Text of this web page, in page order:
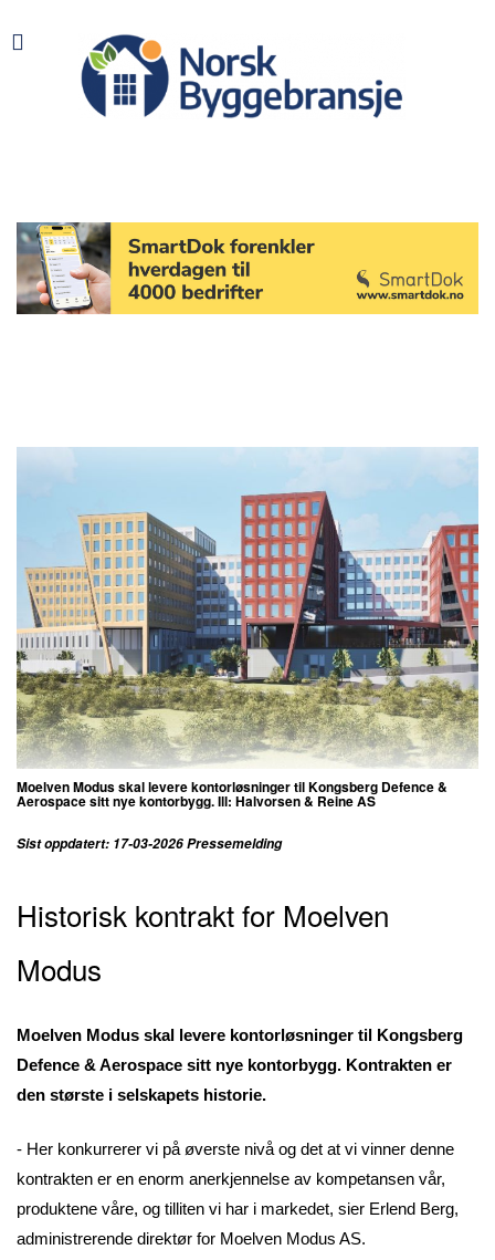
Moelven Modus skal levere kontorløsninger til Kongsberg Defence &
Aerospace sitt nye kontorbygg. Ill: Halvorsen & Reine AS
Sist oppdatert: 17-03-2026 Pressemelding
Historisk kontrakt for Moelven
Modus
Moelven Modus skal levere kontorløsninger til Kongsberg
Defence & Aerospace sitt nye kontorbygg. Kontrakten er
den største i selskapets historie.
- Her konkurrerer vi på øverste nivå og det at vi vinner denne
kontrakten er en enorm anerkjennelse av kompetansen vår,
produktene våre, og tilliten vi har i markedet, sier Erlend Berg,
administrerende direktør for Moelven Modus AS.